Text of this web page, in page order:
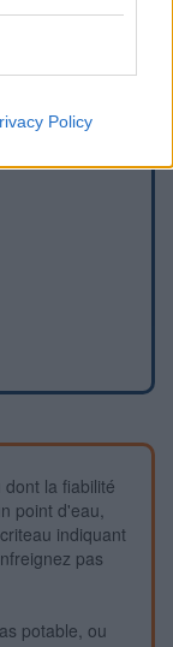
Policy
la fiabilité
point d'eau,
indiquant
pas
potable, ou